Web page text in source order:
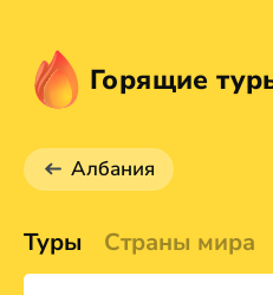
Горящие
Албания
Туры Страны мира